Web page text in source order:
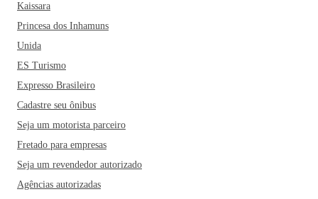
Kaissara
Princesa dos Inhamuns
Unida
ES Turismo
Expresso Brasileiro
Cadastre seu ônibus
Seja um motorista parceiro
Fretado para empresas
Seja um revendedor autorizado
Agências autorizadas